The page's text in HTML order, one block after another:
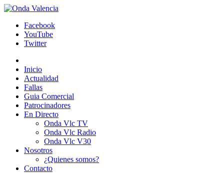
Facebook
YouTube
Twitter
Inicio
Actualidad
Fallas
Guia Comercial
Patrocinadores
En Directo
Onda Vlc TV
Onda Vlc Radio
Onda Vlc V30
Nosotros
¿Quienes somos?
Contacto